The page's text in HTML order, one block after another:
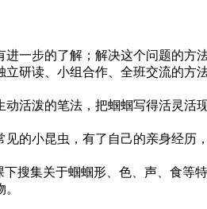
一步的了解；解决这个问题的方
研读、小组合作、全班交流的方法
活泼的笔法，把蝈蝈写得活灵活
的小昆虫，有了自己的亲身经历
搜集关于蝈蝈形、色、声、食